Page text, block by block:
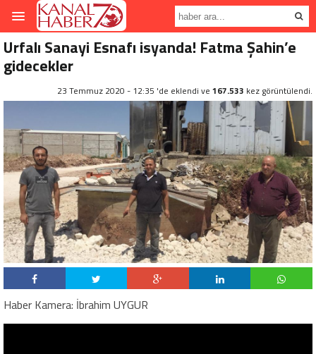
Urfalı Sanayi Esnafı isyanda! Fatma Şahin’e
gidecekler
23 Temmuz 2020 - 12:35 'de eklendi ve 167.533 kez görüntülendi.
Haber Kamera: İbrahim UYGUR